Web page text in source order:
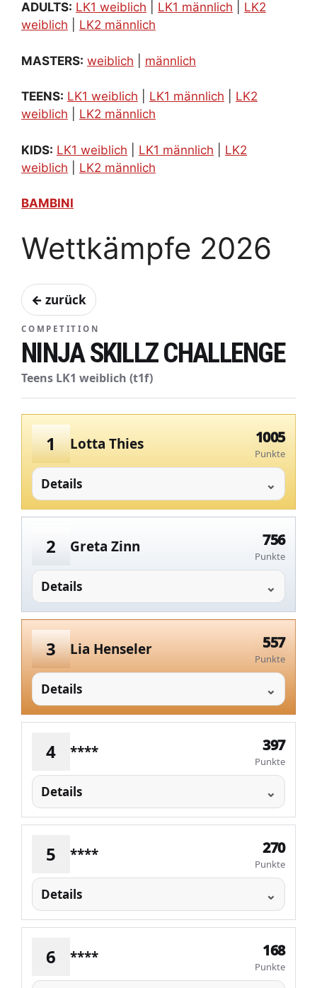
ADULTS: LK1 weiblich LK1 männlich
LK2
weiblich
LK2 männlich
MASTERS: weiblich männlich
TEENS: LK1 weiblich LK1 männlich
LK2
weiblich
LK2 männlich
KIDS: LK1 weiblich LK1 männlich
LK2
weiblich
LK2 männlich
BAMBINI
Wettkämpfe 2026
← zurück
COMPETITION
NINJA SKILLZ CHALLENGE
Teens LK1 weiblich (t1f)
1 Lotta Thies 1005
Punkte
Details
2 Greta Zinn 756
Punkte
Details
3 Lia Henseler 557
Punkte
Details
4 **** 397
Punkte
Details
5 **** 270
Punkte
Details
6 **** 168
Punkte